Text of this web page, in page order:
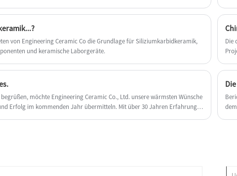
Incorporated, TE Connectivity Ltd., ZF Friedrichshafen, Magna
von Engineering Ceramic Co die Grundlage für Siliziumkarbidkeramik,
und keramische Laborgeräte.
Die
möchte Engineering Ceramic Co., Ltd. unsere wärmsten Wünsche
Erfolg im kommenden Jahr übermitteln. Mit über 30 Jahren Erfahrung in